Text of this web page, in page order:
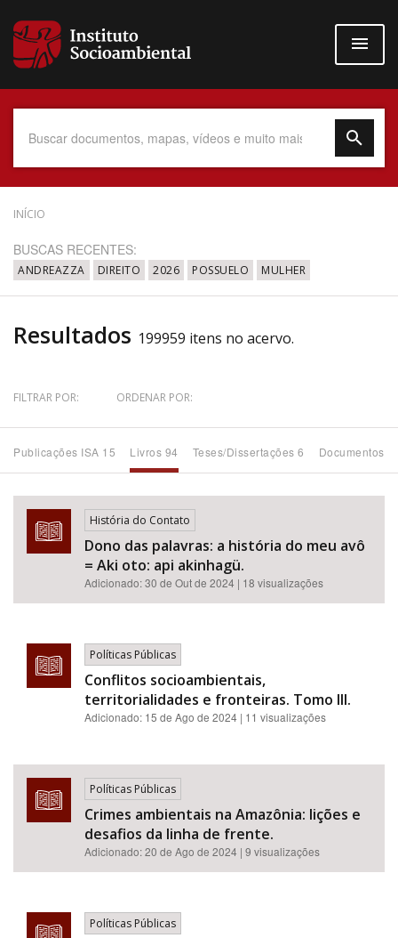
para
conteúdo
Data do Documento
Até
Povo Indígena
Subtema
Área de Levantamento
BUSCAR
INÍCIO
BUSCAS RECENTES:
ANDREAZZA DIREITO 2026 POSSUELO MULHER
Resultados 199959 itens no acervo.
FILTRAR POR: ORDENAR POR:
Publicações ISA 15 Livros 94 Teses/Dissertações 6 Documentos
História do Contato
Dono das palavras: a história do meu avô
= Aki oto: api akinhagü.
Adicionado:30 de Out de 2024 | 18 visualizações
Políticas Públicas
Conflitos socioambientais,
territorialidades e fronteiras. Tomo III.
Adicionado: 15 de Ago de 2024 | 11 visualizações
Políticas Públicas
Crimes ambientais na Amazônia: lições e
desafios da linha de frente.
Adicionado:20 de Ago de 2024 | 9 visualizações
Políticas Públicas